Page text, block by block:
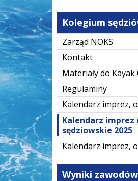
Kolegium
Zarząd NOKS
Kontakt
Materiały do Kayak
Regulaminy
Kalendarz imprez,
Kalendarz imprez
sędziowskie 2025
Kalendarz imprez,
Wyniki zawodów